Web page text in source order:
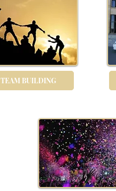
TEAM BUILDING